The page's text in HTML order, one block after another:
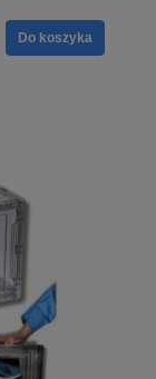
Do koszyka